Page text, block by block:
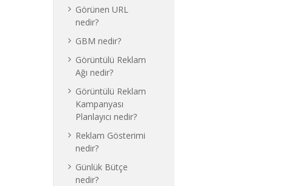
Görünen URL
nedir?
GBM nedir?
Görüntülü Reklam
Ağı nedir?
Görüntülü Reklam
Kampanyası
Planlayıcı nedir?
Reklam Gösterimi
nedir?
Günlük Bütçe
nedir?